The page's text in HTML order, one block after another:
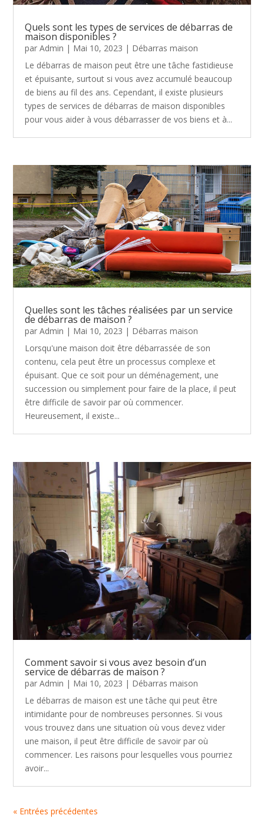
Quels sont les types de services de débarras de
maison disponibles ?
parAdmin | Mai 10, 2023 | Débarras maison
Le débarras de maison peut être une tâche fastidieuse
et épuisante, surtout si vous avez accumulé beaucoup
de biens au fil des ans. Cependant, il existe plusieurs
types de services de débarras de maison disponibles
pour vous aider à vous débarrasser de vos biens et à...
Quelles sont les tâches réalisées par un service
de débarras de maison ?
parAdmin | Mai 10, 2023 | Débarras maison
Lorsqu'une maison doit être débarrassée de son
contenu, cela peut être un processus complexe et
épuisant. Que ce soit pour un déménagement, une
succession ou simplement pour faire de la place, il peut
être difficile de savoir par où commencer.
Heureusement, il existe...
Comment savoir si vous avez besoin d’un
service de débarras de maison ?
parAdmin | Mai 10, 2023 | Débarras maison
Le débarras de maison est une tâche qui peut être
intimidante pour de nombreuses personnes. Si vous
vous trouvez dans une situation où vous devez vider
une maison, il peut être difficile de savoir par où
commencer. Les raisons pour lesquelles vous pourriez
avoir...
« Entrées précédentes